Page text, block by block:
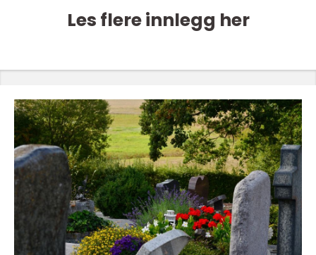
Les flere innlegg her